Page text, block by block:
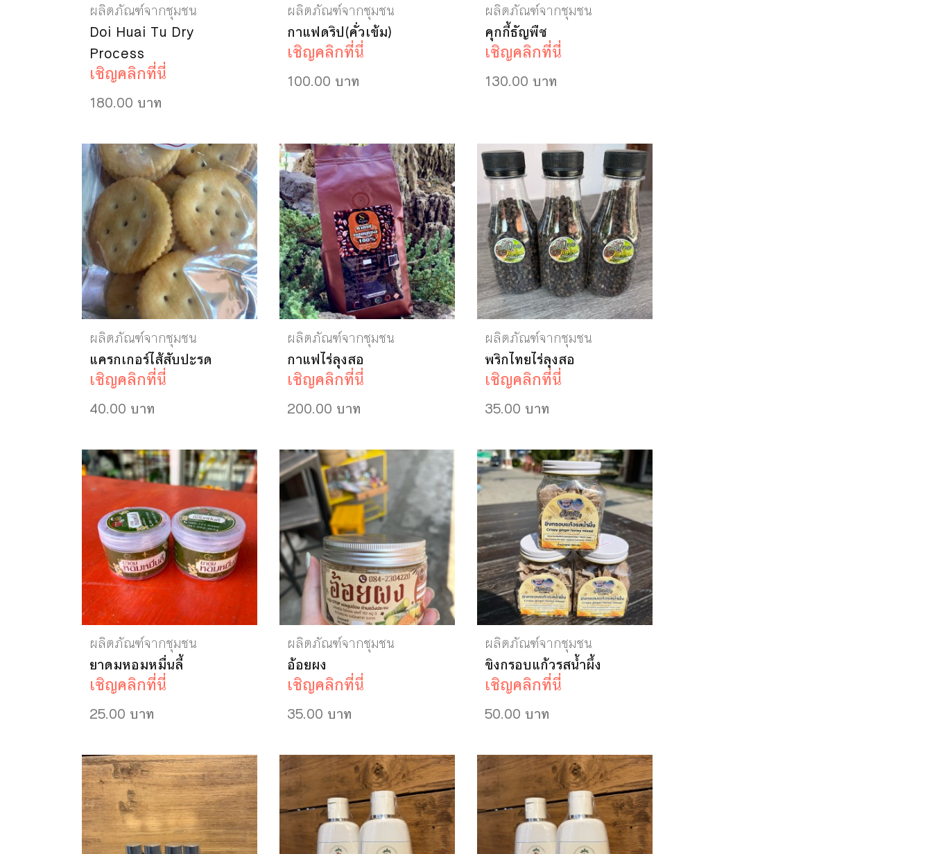
ผลิตภัณฑ์จากชุมชน
Doi Huai Tu Dry
Process
เชิญคลิกที่นี่
180.00 บาท
ผลิตภัณฑ์จากชุมชน
กาแฟดริป(คั่วเข้ม)
เชิญคลิกที่นี่
100.00 บาท
ผลิตภัณฑ์จากชุมชน
คุกกี้ธัญพืช
เชิญคลิกที่นี่
130.00 บาท
ผลิตภัณฑ์จากชุมชน
แครกเกอร์ไส้สับปะรด
เชิญคลิกที่นี่
40.00 บาท
ผลิตภัณฑ์จากชุมชน
กาแฟไร่ลุงสอ
เชิญคลิกที่นี่
200.00 บาท
ผลิตภัณฑ์จากชุมชน
พริกไทยไร่ลุงสอ
เชิญคลิกที่นี่
35.00 บาท
ผลิตภัณฑ์จากชุมชน
ยาดมหอมหมื่นลี้
เชิญคลิกที่นี่
25.00 บาท
ผลิตภัณฑ์จากชุมชน
อ้อยผง
เชิญคลิกที่นี่
35.00 บาท
ผลิตภัณฑ์จากชุมชน
ขิงกรอบแก้วรสน้ำผึ้ง
เชิญคลิกที่นี่
50.00 บาท